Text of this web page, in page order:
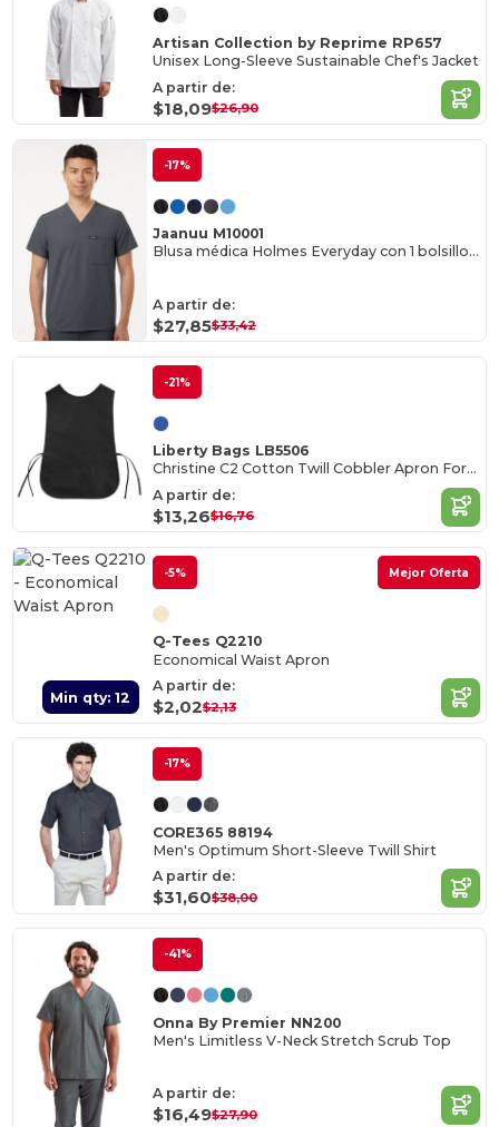
Artisan Collection by Reprime RP657
Unisex Long-Sleeve Sustainable Chef's Jacket
A partir de:
$18,09$26,90
-17%
Jaanuu M10001
Blusa médica Holmes Everyday con 1 bolsillo y cuello en V
A partir de:
$27,85$33,42
-21%
Liberty Bags LB5506
Christine C2 Cotton Twill Cobbler Apron Forest
A partir de:
$13,26$16,76
Min qty: 12
-5% Mejor Oferta
Q-Tees Q2210
Economical Waist Apron
A partir de:
$2,02$2,13
-17%
CORE365 88194
Men's Optimum Short-Sleeve Twill Shirt
A partir de:
$31,60$38,00
-41%
Onna By Premier NN200
Men's Limitless V-Neck Stretch Scrub Top
A partir de:
$16,49$27,90